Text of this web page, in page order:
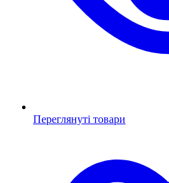
Переглянуті товари